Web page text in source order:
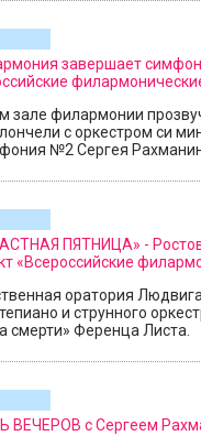
завершает
зале филармонии
с оркестром си
№2 Сергея
ПЯТНИЦА» -
«Всероссийские
оратория
и струнного
смерти» Ференца Листа.
ВЕЧЕРОВ с Сергеем